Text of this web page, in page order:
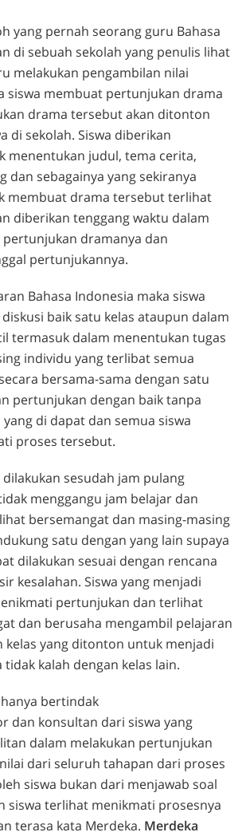
yang pernah seorang guru Bahasa
di sebuah sekolah yang penulis lihat
melakukan pengambilan nilai
siswa membuat pertunjukan drama
drama tersebut akan ditonton
di sekolah. Siswa diberikan
menentukan judul, tema cerita,
dan sebagainya yang sekiranya
membuat drama tersebut terlihat
diberikan tenggang waktu dalam
dramanya dan
pertunjukannya.
Bahasa Indonesia maka siswa
baik satu kelas ataupun dalam
termasuk dalam menentukan tugas
individu yang terlibat semua
bersama-sama dengan satu
pertunjukan dengan baik tanpa
di dapat dan semua siswa
proses tersebut.
sesudah jam pulang
menggangu jam belajar dan
bersemangat dan masing-masing
satu dengan yang lain supaya
dilakukan sesuai dengan rencana
kesalahan. Siswa yang menjadi
pertunjukan dan terlihat
dan berusaha mengambil pelajaran
kelas yang ditonton untuk menjadi
kalah dengan kelas lain.
bertindak
dan konsultan dari siswa yang
dalam melakukan pertunjukan
dari seluruh tahapan dari proses
siswa bukan dari menjawab soal
siswa terlihat menikmati prosesnya
terasa kata Merdeka. Merdeka